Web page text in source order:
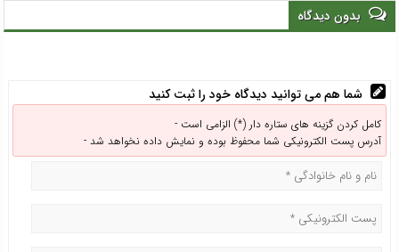
بدون دیدگاه
شما هم می توانید دیدگاه خود را ثبت کنید
کامل کردن گزینه های ستاره دار (*) الزامی است -
آدرس پست الکترونیکی شما محفوظ بوده و نمایش داده نخواهد شد -